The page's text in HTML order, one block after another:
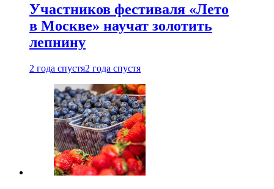
Участников фестиваля «Лето
в Москве» научат золотить
лепнину
2 года спустя2 года спустя